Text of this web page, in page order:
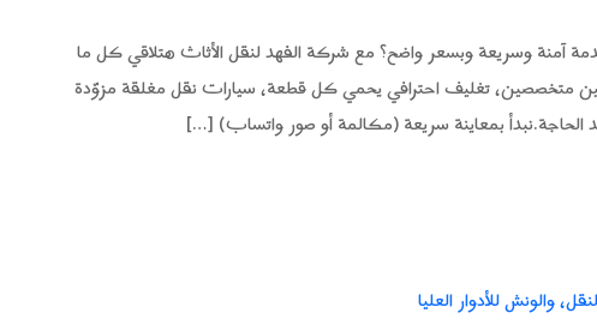
في 6 أكتوبر تقدّم خدمة آمنة وسريعة وبسعر واضح؟ مع شركة الفهد لنقل الأثاث هتلاقي كل ما
متخصصين، تغليف احترافي يحمي كل قطعة، سيارات نقل مغلقة مزوّدة
الحاجة.نبدأ بمعاينة سريعة (مكالمة أو صور واتساب) […]
والونش للأدوار العليا